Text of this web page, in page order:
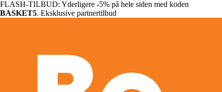
FLASH-TILBUD: Yderligere -5% på hele siden med koden
BASKET5. Eksklusive partnertilbud